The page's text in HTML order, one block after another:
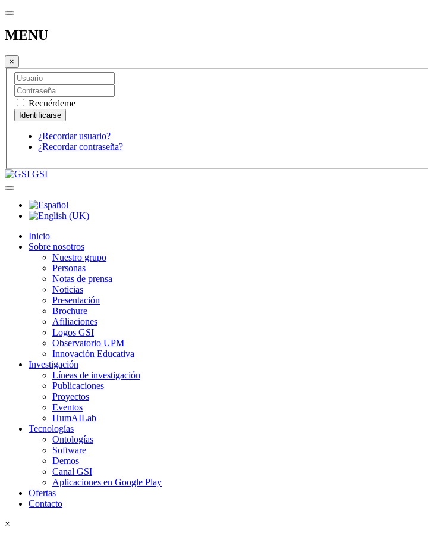
MENU
×
Recuérdeme
¿Recordar usuario?
¿Recordar contraseña?
GSI
Inicio
Sobre nosotros
Nuestro grupo
Personas
Notas de prensa
Noticias
Presentación
Brochure
Afiliaciones
Logos GSI
Observatorio UPM
Innovación Educativa
Investigación
Líneas de investigación
Publicaciones
Proyectos
Eventos
HumAILab
Tecnologías
Ontologías
Software
Demos
Canal GSI
Aplicaciones en Google Play
Ofertas
Contacto
×